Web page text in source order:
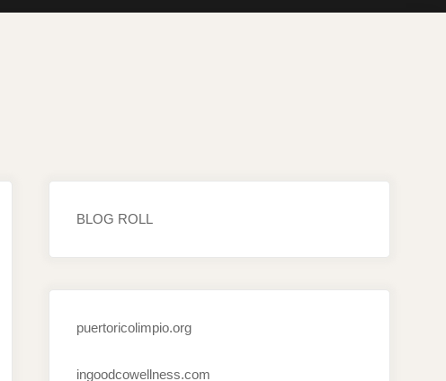
BLOG ROLL
puertoricolimpio.org
ingoodcowellness.com